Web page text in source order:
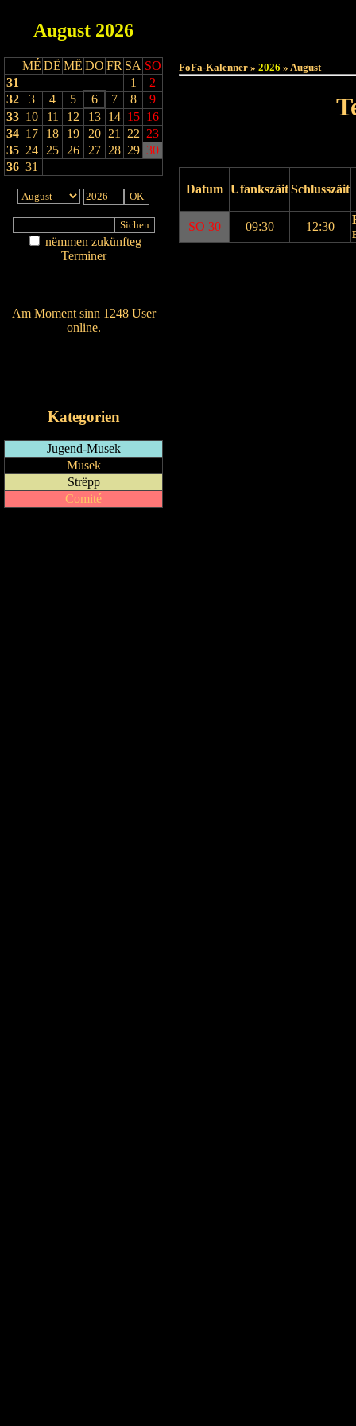
August 2026
MÉ DË MË DO FR SA SO
31
1
2
32
3 4 5 6 7 8
9
33 10 11 12 13 14 15 16
34 17 18 19 20 21 22 23
35 24 25 26 27 28 29 30
36 31
nëmmen zukünfteg
Terminer
Am Moment sinn 1248 User
online.
Kategorien
Jugend-Musek
Musek
Strëpp
Comité
FoFa-Kalenner » 2026 » August
Datum UfankszäitSchlusszäit
SO 30 09:30 12:30